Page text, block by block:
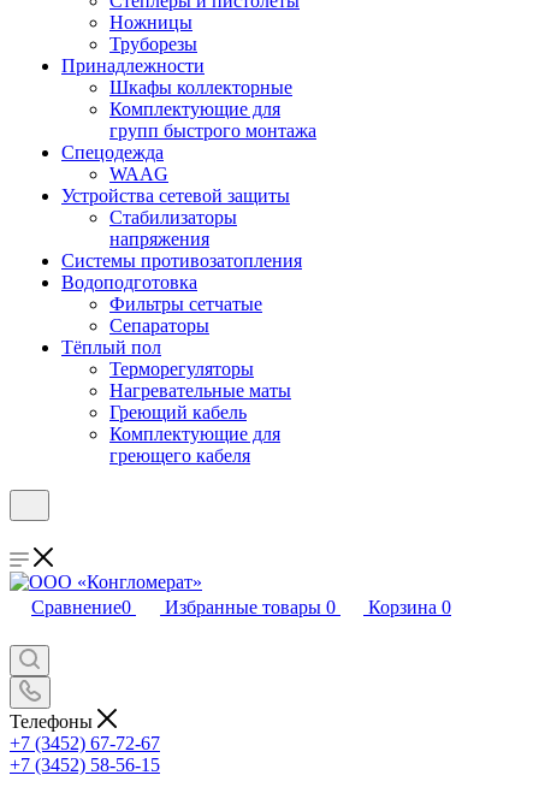
Ножницы
Труборезы
Принадлежности
Шкафы коллекторные
Комплектующие для
групп быстрого монтажа
Спецодежда
WAAG
Устройства сетевой защиты
Стабилизаторы
напряжения
Системы противозатопления
Водоподготовка
Фильтры сетчатые
Сепараторы
Тёплый пол
Терморегуляторы
Нагревательные маты
Греющий кабель
Комплектующие для
греющего кабеля
Сравнение0 Избранные товары 0 Корзина 0
Телефоны
+7 (3452) 67-72-67
+7 (3452) 58-56-15